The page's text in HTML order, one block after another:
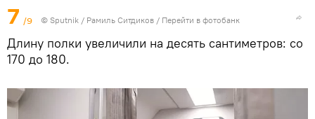
7 /9 © Sputnik / Рамиль Ситдиков / Перейти в фотобанк
Длину полки увеличили на десять сантиметров: со
170 до 180.